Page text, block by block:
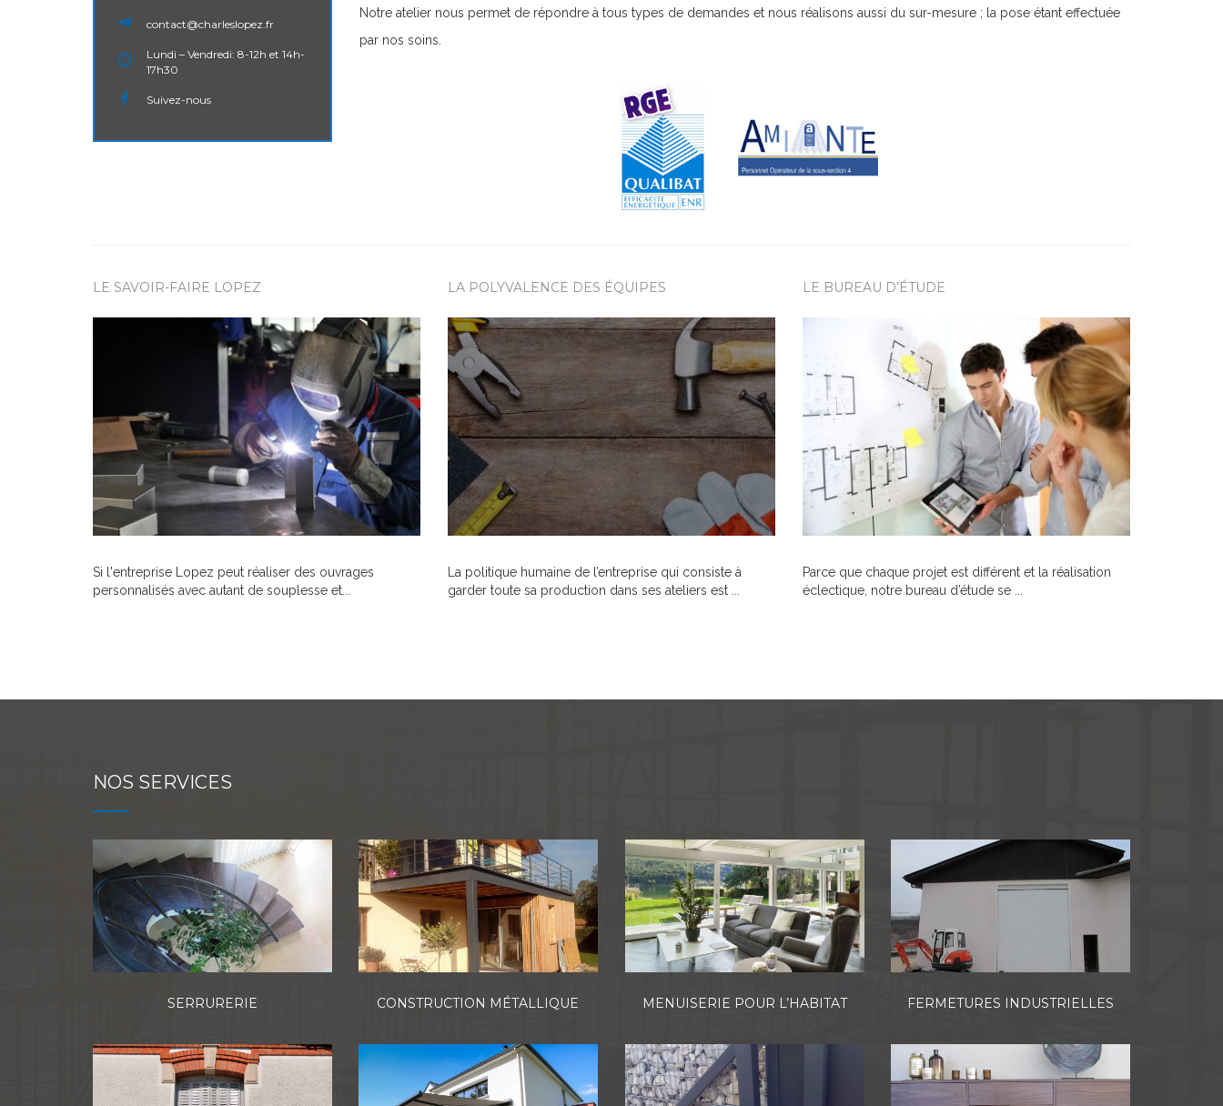
contact@charleslopez.fr
Lundi – Vendredi: 8-12h et 14h-
17h30
Suivez-nous
Notre atelier nous permet de répondre à tous types de demandes et nous réalisons aussi du sur-mesure ; la pose étant effectuée
par nos soins.
LE SAVOIR-FAIRE LOPEZ
Si l'entreprise Lopez peut réaliser des ouvrages
personnalisés avec autant de souplesse et...
LA POLYVALENCE DES ÉQUIPES
La politique humaine de l’entreprise qui consiste à
garder toute sa production dans ses ateliers est ...
LE BUREAU D’ÉTUDE
Parce que chaque projet est différent et la réalisation
éclectique, notre bureau d’étude se ...
NOS SERVICES
SERRURERIE CONSTRUCTION MÉTALLIQUE MENUISERIE POUR L’HABITAT FERMETURES INDUSTRIELLES